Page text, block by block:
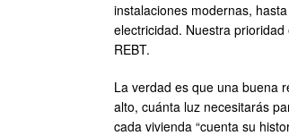
instalaciones modernas,
electricidad. Nuestra
REBT.
La verdad es que una buena
alto, cuánta luz necesitarás
cada vivienda “cuenta su